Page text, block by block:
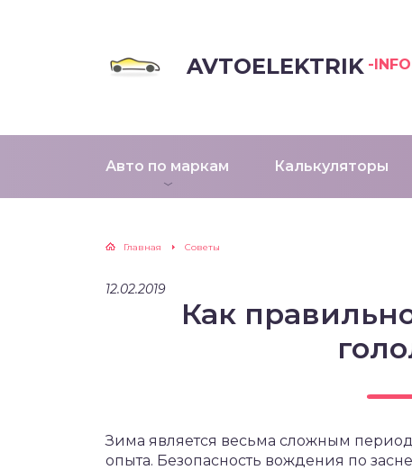
AVTOELEKTRIK -
Авто по маркам Калькуляторы
Главная Советы
12.02.2019
Как
Зима является весьма сложным
опыта. Безопасность вождения по